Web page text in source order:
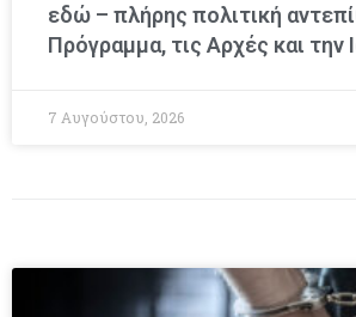
εδώ – πλήρης πολιτική
Πρόγραμμα, τις Αρχές και την
7 Αυγούστου, 2026